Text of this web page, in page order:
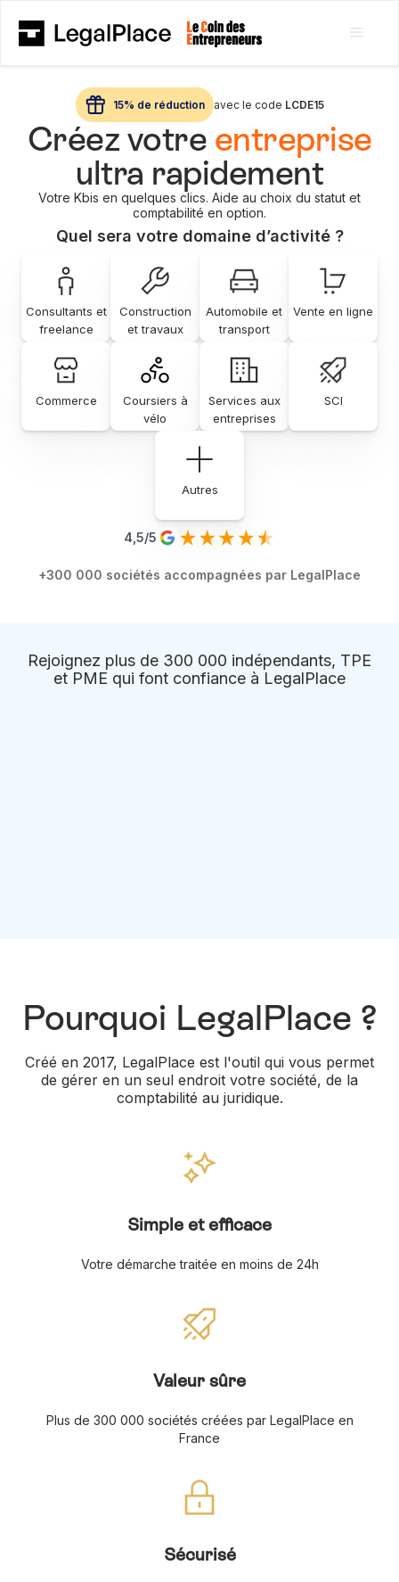
15% de réduction avec le code LCDE15
Créez votre entreprise
ultra rapidement
Votre Kbis en quelques clics. Aide au choix du statut et
comptabilité en option.
Quel sera votre domaine d’activité ?
Consultants et
freelance
Construction
et travaux
Automobile et
transport
Vente en ligne
Commerce
Coursiers à
vélo
Services aux
entreprises
SCI
Autres
4,5/5
+300 000 sociétés accompagnées par LegalPlace
Rejoignez plus de 300 000 indépendants, TPE
et PME qui font confiance à LegalPlace
Pourquoi LegalPlace ?
Créé en 2017, LegalPlace est l'outil qui vous permet
de gérer en un seul endroit votre société, de la
comptabilité au juridique.
Simple et efficace
Votre démarche traitée en moins de 24h
Valeur sûre
Plus de 300 000 sociétés créées par LegalPlace en
France
Sécurisé